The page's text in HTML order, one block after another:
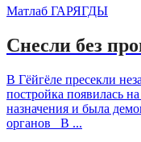
Матлаб ГАРЯГДЫ
Снесли без
В Гёйгёле пресекли
постройка появилась
назначения и была
органов В ...